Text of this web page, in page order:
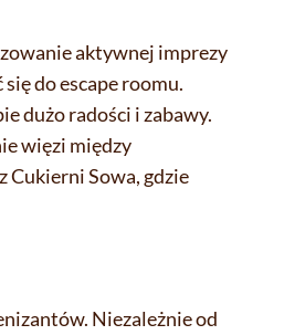
aktywnej imprezy
do escape roomu.
dużo radości i zabawy.
więzi między
Cukierni Sowa, gdzie
Niezależnie od